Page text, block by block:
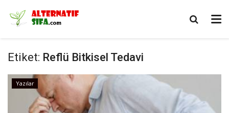
Etiket: Reflü Bitkisel Tedavi
Yazılar